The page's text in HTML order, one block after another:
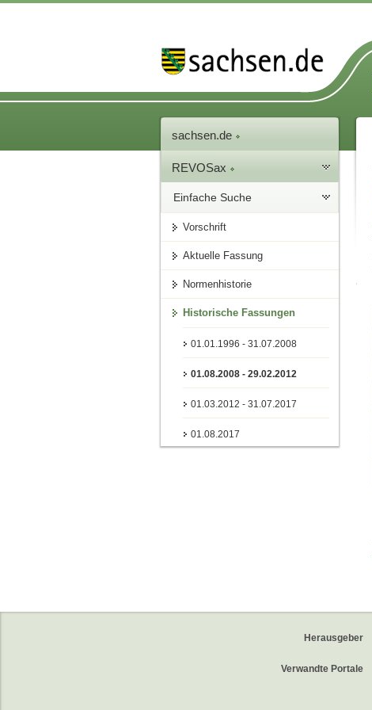
sachsen.de
REVOSax
Einfache Suche
Vorschrift
Aktuelle Fassung
Normenhistorie
Historische Fassungen
01.01.1996 - 31.07.2008
01.08.2008 - 29.02.2012
01.03.2012 - 31.07.2017
01.08.2017
Herausgeber
Verwandte Portale